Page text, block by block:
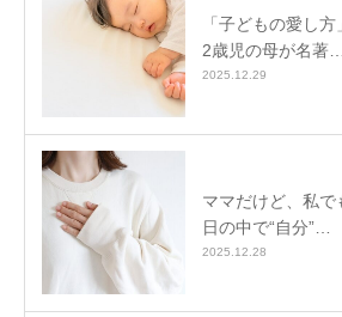
「子どもの愛し
2歳児の母が名著…
2025.12.29
ママだけど、私
日の中で“自分”…
2025.12.28